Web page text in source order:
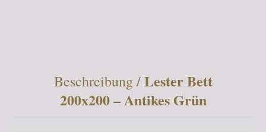
Beschreibung /Lester Bett
200x200 – Antikes Grün